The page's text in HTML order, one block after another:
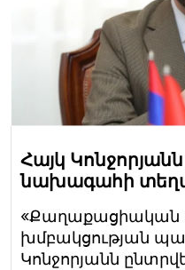
Հայկ
նախագահի
«Քաղաքացիական
խմբակցության
Կոնջորյանն